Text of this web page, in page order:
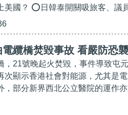
美國？ ⭕日韓泰開關吸旅客、議
電纜橋焚毀事故 看嚴防恐
，21號晚起火焚毀，事件導致屯
次顯示香港社會對能源，尤其是
，部分新界西北公立醫院的運作